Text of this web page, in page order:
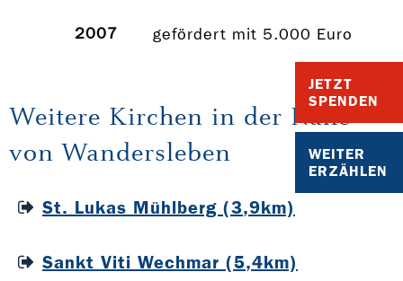
JETZT
SPENDEN
WEITER
ERZÄHLEN
2007 gefördert mit 5.000 Euro
Weitere Kirchen in der Nähe
von Wandersleben
St. Lukas Mühlberg (3,9km)
Sankt Viti Wechmar (5,4km)